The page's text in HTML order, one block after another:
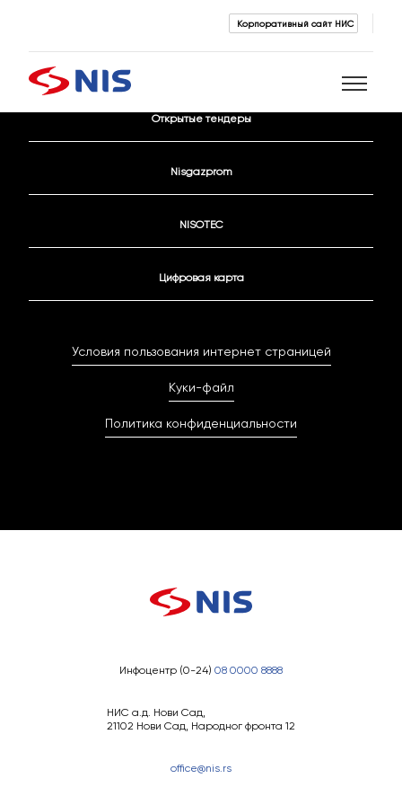
Корпоративный сайт НИС
Открытые тендеры
Nisgazprom
NISOTEC
Цифровая карта
Условия пользования интернет страницей
Куки-файл
Политика конфиденциальности
Инфоцентр (0-24) 08 0000 8888
НИС а.д. Нови Сад,
21102 Нови Сад, Народног фронта 12
office@nis.rs